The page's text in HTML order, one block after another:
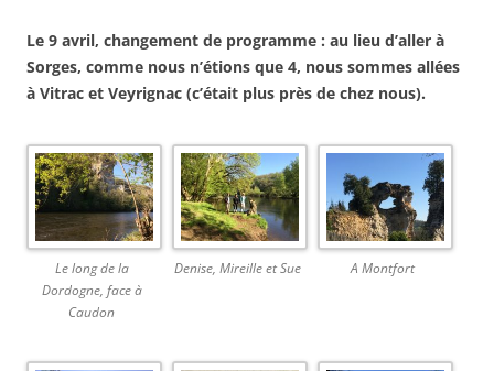
Le 9 avril, changement de programme : au lieu d’aller à
Sorges, comme nous n’étions que 4, nous sommes allées
à Vitrac et Veyrignac (c’était plus près de chez nous).
Le long de la
Dordogne, face à
Caudon
Denise, Mireille et Sue A Montfort